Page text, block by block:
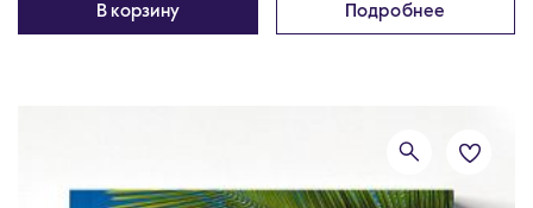
В корзину Подробнее